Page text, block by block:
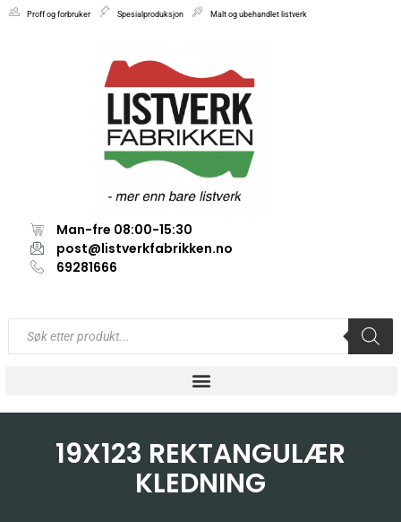
Proff og forbruker Spesialproduksjon Malt og ubehandlet listverk
Man-fre 08:00-15:30
post@listverkfabrikken.no
69281666
19X123 REKTANGULÆR
KLEDNING